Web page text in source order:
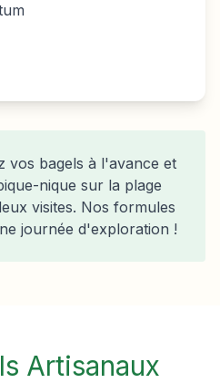
vos bagels à l'avance et
nique sur la plage
visites. Nos formules
journée d'exploration !
Artisanaux